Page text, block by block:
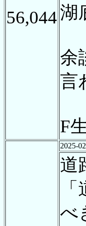
56,044湖
余
言
F
2025-
道
べ